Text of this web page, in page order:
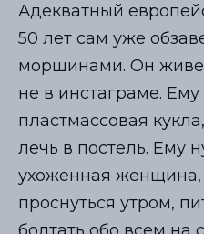
Адекватный
50 лет сам уже
морщинами. Он
не в инстаграме.
пластмассовая
лечь в постель. Ему
ухоженная женщина,
проснуться утром,